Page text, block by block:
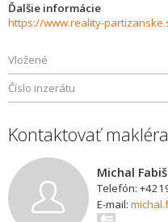
Ďalšie informácie
Vložené
Číslo inzerátu
Kontaktovať makléra
Michal Fabiš
Telefón:
E-mail: